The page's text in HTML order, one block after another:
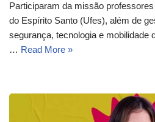
Participaram da missão
do Espírito Santo (Ufes), além de
segurança, tecnologia e mobilidade
… Read More »